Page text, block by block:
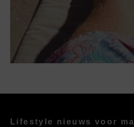
Lifestyle nieuws voor